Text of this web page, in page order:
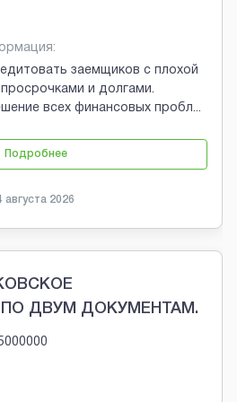
заемщиков с плохой
и долгами.
всех финансовых пробл...
Подробнее
августа 2026
ДВУМ ДОКУМЕНТАМ.